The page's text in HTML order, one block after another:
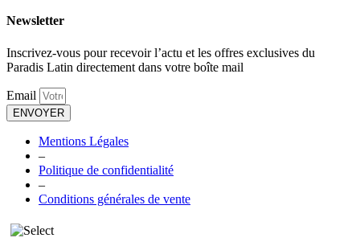
Newsletter
Inscrivez-vous pour recevoir l’actu et les offres exclusives du
Paradis Latin directement dans votre boîte mail
Email
ENVOYER
Mentions Légales
–
Politique de confidentialité
–
Conditions générales de vente